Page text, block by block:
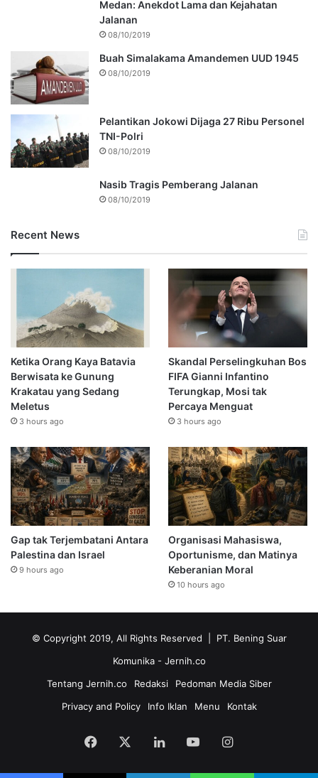
Medan: Anekdot Lama dan Kejahatan
Jalanan
08/10/2019
Buah Simalakama Amandemen UUD 1945
08/10/2019
Pelantikan Jokowi Dijaga 27 Ribu Personel
TNI-Polri
08/10/2019
Nasib Tragis Pemberang Jalanan
08/10/2019
Recent News
Ketika Orang Kaya Batavia
Berwisata ke Gunung
Krakatau yang Sedang
Meletus
3 hours ago
Skandal Perselingkuhan Bos
FIFA Gianni Infantino
Terungkap, Mosi tak
Percaya Menguat
3 hours ago
Gap tak Terjembatani Antara
Palestina dan Israel
9 hours ago
Organisasi Mahasiswa,
Oportunisme, dan Matinya
Keberanian Moral
10 hours ago
© Copyright 2019, All Rights Reserved | PT. Bening Suar
Komunika - Jernih.co
Tentang Jernih.co
Redaksi
Pedoman Media Siber
Privacy and Policy
Info Iklan Menu Kontak
Facebook LinkedInYouTubeInstagram